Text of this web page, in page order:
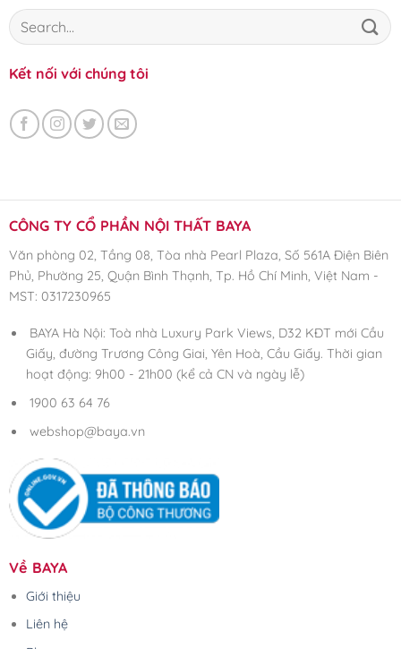
Kết nối với chúng tôi
CÔNG TY CỔ PHẦN NỘI THẤT BAYA
Văn phòng 02, Tầng 08, Tòa nhà Pearl Plaza, Số 561A Điện Biên
Phủ, Phường 25, Quận Bình Thạnh, Tp. Hồ Chí Minh, Việt Nam -
MST: 0317230965
BAYA Hà Nội: Toà nhà Luxury Park Views, D32 KĐT mới Cầu
Giấy, đường Trương Công Giai, Yên Hoà, Cầu Giấy. Thời gian
hoạt động: 9h00 - 21h00 (kể cả CN và ngày lễ)
1900 63 64 76
webshop@baya.vn
Về BAYA
Giới thiệu
Liên hệ